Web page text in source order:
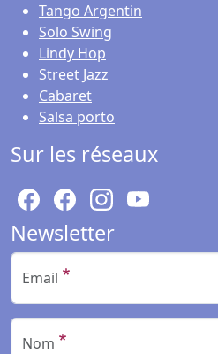
Tango Argentin
Solo Swing
Lindy Hop
Street Jazz
Cabaret
Salsa porto
Sur les réseaux
Newsletter
Email
Nom